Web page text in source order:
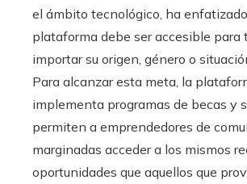
el ámbito tecnológico, ha
plataforma debe ser accesible para
importar su origen, género o
Para alcanzar esta meta, la
implementa programas de becas y
permiten a emprendedores de
marginadas acceder a los mismos
oportunidades que aquellos que